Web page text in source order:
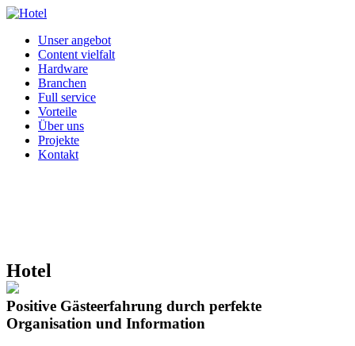
Unser angebot
Content vielfalt
Hardware
Branchen
Full service
Vorteile
Über uns
Projekte
Kontakt
Hotel
Positive Gästeerfahrung durch perfekte
Organisation und Information